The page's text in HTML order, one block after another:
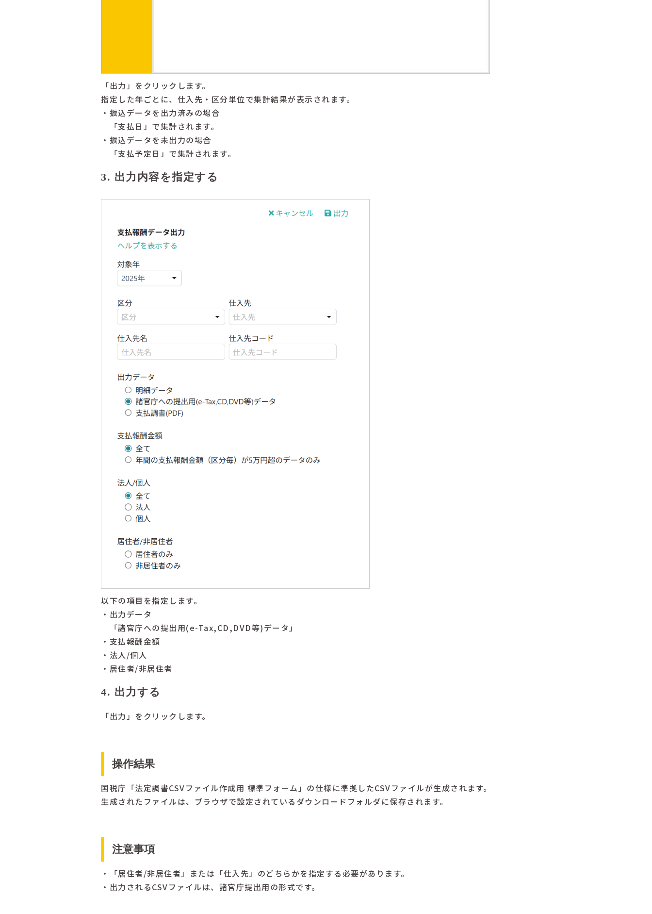
「出力」をクリックします。
指定した年ごとに、仕入先・区分単位で集計結果が表示されます。
・振込データを出力済みの場合
「支払日」で集計されます。
・振込データを未出力の場合
「支払予定日」で集計されます。
3. 出力内容を指定する
以下の項目を指定します。
・出力データ
「諸官庁への提出用(e-Tax,CD,DVD等)データ」
・支払報酬金額
・法人/個人
・居住者/非居住者
4. 出力する
「出力」をクリックします。
操作結果
国税庁「法定調書CSVファイル作成用 標準フォーム」の仕様に準拠したCSVファイルが生成されます。
生成されたファイルは、ブラウザで設定されているダウンロードフォルダに保存されます。
注意事項
・「居住者/非居住者」または「仕入先」のどちらかを指定する必要があります。
・出力されるCSVファイルは、諸官庁提出用の形式です。